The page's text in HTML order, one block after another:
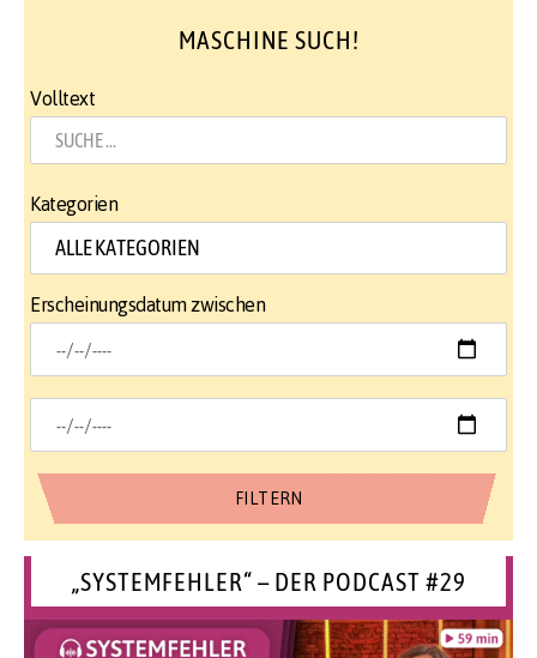
MASCHINE SUCH!
Volltext
Kategorien
Erscheinungsdatum zwischen
„SYSTEMFEHLER“ – DER PODCAST #29